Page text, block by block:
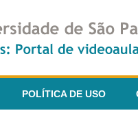
POLÍTICA DE USO